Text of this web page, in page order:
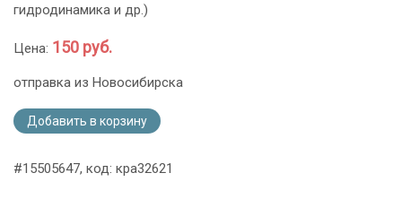
гидродинамика и др.)
Цена: 150 руб.
отправка из Новосибирска
Добавить в корзину
#15505647, код: кра32621